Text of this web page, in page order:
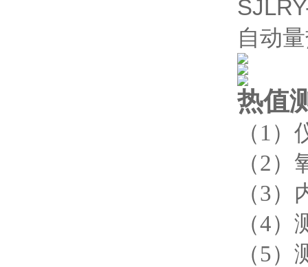
热值
（1
（2
（3
（4
（5